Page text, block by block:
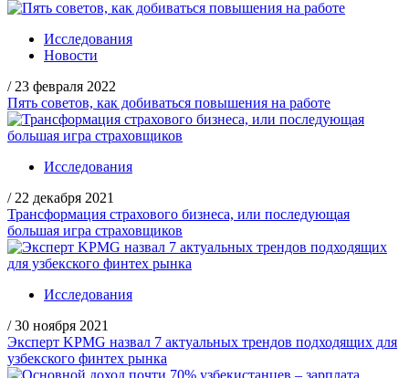
Исследования
Новости
/ 23 февраля 2022
Пять советов, как добиваться повышения на работе
Исследования
/ 22 декабря 2021
Трансформация страхового бизнеса, или последующая
большая игра страховщиков
Исследования
/ 30 ноября 2021
Эксперт KPMG назвал 7 актуальных трендов подходящих для
узбекского финтех рынка